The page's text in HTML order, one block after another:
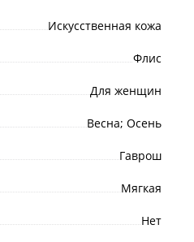
Искусственная кожа
Флис
Для женщин
Весна; Осень
Гаврош
Мягкая
Нет